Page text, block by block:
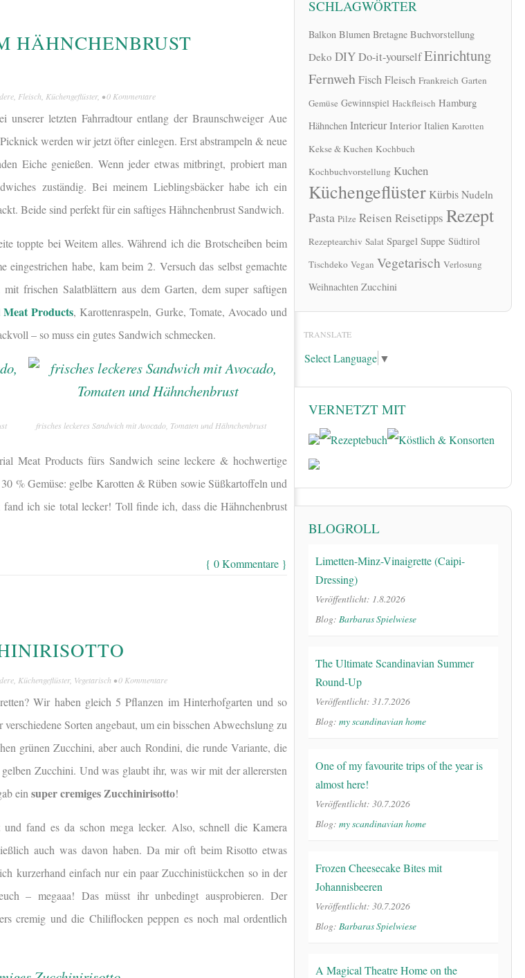
HÄHNCHENBRUST
Fleisch Küchengeflüster, •0 Kommentare
unserer letzten Fahrradtour entlang der Braunschweiger Aue
werden wir jetzt öfter einlegen. Erst abstrampeln & neue
Eiche genießen. Wenn jeder etwas mitbringt, probiert man
zuständig. Bei meinem Lieblingsbäcker habe ich ein
Beide sind perfekt für ein saftiges Hähnchenbrust Sandwich.
toppte bei Weitem alles. Während ich die Brotscheiben beim
eingestrichen habe, kam beim 2. Versuch das selbst gemachte
frischen Salatblättern aus dem Garten, dem super saftigen
Products, Karottenraspeln, Gurke, Tomate, Avocado und
– so muss ein gutes Sandwich schmecken.
frisches leckeres Sandwich mit Avocado, Tomaten und Hähnchenbrust
Meat Products fürs Sandwich seine leckere & hochwertige
% Gemüse: gelbe Karotten & Rüben sowie Süßkartoffeln und
ich sie total lecker! Toll finde ich, dass die Hähnchenbrust
{ 0 Kommentare }
Küchengeflüster, Vegetarisch •0 Kommentare
Wir haben gleich 5 Pflanzen im Hinterhofgarten und so
Sorten angebaut, um ein bisschen Abwechslung zu
grünen Zucchini, aber auch Rondini, die runde Variante, die
Zucchini. Und was glaubt ihr, was wir mit der allerersten
ein super cremiges Zucchinirisotto!
fand es da schon mega lecker. Also, schnell die Kamera
auch was davon haben. Da mir oft beim Risotto etwas
kurzerhand einfach nur ein paar Zucchinistückchen so in der
– megaaa! Das müsst ihr unbedingt ausprobieren. Der
cremig und die Chiliflocken peppen es noch mal ordentlich
SCHLAGWÖRTER
Balkon Blumen Bretagne Buchvorstellung
Deko DIYDo-it-yourselfEinrichtung
FernwehFischFleisch Frankreich Garten
Gemüse Gewinnspiel Hackfleisch Hamburg
Hähnchen Interieur Interior Italien Karotten
Kekse & Kuchen Kochbuch
Kochbuchvorstellung Kuchen
Küchengeflüster KürbisNudeln
Pasta Pilze Reisen Reisetipps Rezept
Rezeptearchiv Salat Spargel Suppe Südtirol
Tischdeko Vegan Vegetarisch Verlosung
Weihnachten Zucchini
TRANSLATE
Select Language ▼
VERNETZT MIT
BLOGROLL
Limetten-Minz-Vinaigrette (Caipi-
Dressing)
Veröffentlicht: 1.8.2026
Blog: Barbaras Spielwiese
The Ultimate Scandinavian Summer
Round-Up
Veröffentlicht: 31.7.2026
Blog: my scandinavian home
One of my favourite trips of the year is
almost here!
Veröffentlicht: 30.7.2026
Blog: my scandinavian home
Frozen Cheesecake Bites mit
Johannisbeeren
Veröffentlicht: 30.7.2026
Blog: Barbaras Spielwiese
A Magical Theatre Home on the